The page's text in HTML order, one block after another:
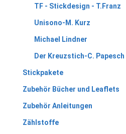
TF - Stickdesign - T.Franz
Unisono-M. Kurz
Michael Lindner
Der Kreuzstich-C. Papesch
Stickpakete
Zubehör Bücher und Leaflets
Zubehör Anleitungen
Zählstoffe